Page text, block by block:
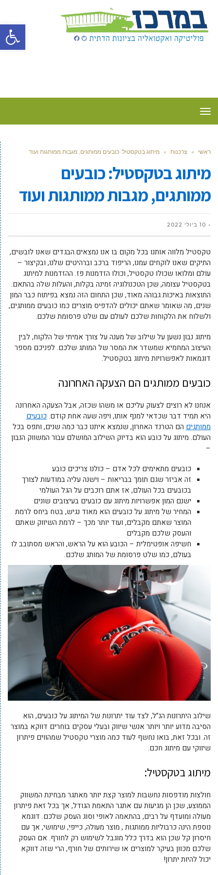
פתח
תפריט
ראשי » צרכנות » מיתוג בטקסטיל: כובעים ממותגים, מגבות ממותגות ועוד
מיתוג בטקסטיל: כובעים
ממותגים, מגבות ממותגות ועוד
10 ביולי 2022
טקסטיל מלווה אותנו בכל מקום בו אנו נמצאים.הבגדים שאנו לובשים,
התיקים שאנו לוקחים עמנו, הריפוד ברכב וברהיטים שלנו, ובקיצור –
עולם ומלואו שכולו טקסטיל, וכולו הזדמנות פז. ההזדמנות למיתוג
בטקסטיל עצומה, שכן הטכנולוגיה זמינה בקלות, והעלות שלה בהתאם.
התוצאות באיכות גבוהה מאוד, שכן התחום הזה נמצא בפיתוח כבר המון
שנים, מה שאומר שאתם יכולים להדפיס מוצרים כמו כובעים ממותגים,
ולשלוח את הלקוחות שלכם לעולם עם שלט פרסומת שלכם.
מיתוג נבון נשען על שילוב של מענה על צורך אמיתי של הלקוח, לבין
העיצוב המחמיא שמשדר את המסר של המותג שלכם. לפניכם מספר
דוגמאות לאפשרויות מיתוג בטקסטיל.
כובעים ממותגים הם הצעקה האחרונה
אנחנו לא רוצים לצעוק עליכם או משהו שכזה, אבל הצעקה האחרונה
היא תמיד דבר שכדאי למנף אותו, ויפה שעה אחת קודם.כובעים
ממותגים הם הטרנד האחרון, שנמצא איתנו כבר כמה שנים, ותפס בכל
העולם. מיתוג על כובע הוא בדיוק השילוב המושלם עבור המשווק הנבון
–
כובעים מתאימים לכל אדם – כולנו צריכים כובע
זה אביזר שגם תומך בבריאות – וישנה עליה במודעות לצורך
בכובעים בכל העולם, אז אתם רוכבים על הגל העולמי
ישנם המון אפשרויות מיתוג עם כובעים בעיצובים שונים
המחיר של מיתוג על כובעים הוא מאוד נגיש, בטח ביחס לרמת
המוצר שאתם מקבלים, ועוד יותר מכך – לרמת השיווק שאתם
והעסק שלכם מקבלים
חשיפה אופטימלית – הכובע הוא על הראש, והראש מסתובב לו
בעולם, כמו שלט פרסומת של המותג שלכם.
שילוב היתרונות הנ”ל, לצד עוד יתרונות של המיתוג על כובעים, הוא
הסיבה מדוע יותר ויותר אנשי שיווק ובעלי עסקים בוחרים דווקא במוצר
זה. ובכל זאת, בואו נחשף לעוד כמה מוצרי טקסטיל שמהווים פיתרון
שיווקי עם מיתוג חכם.
מיתוג בטקסטיל:
חולצות מודפסות נחשבות למוצר קצת יותר מאתגר מבחינת המשווק
הממוצע, שכן הן מגיעות עם אתגר התאמת הגודל, אך בכל זאת פיתרון
מעולה ומועדף על רבים, בהתאמה לאופי וסוג העסק שלכם. דוגמא
נוספת הינה כרבוליות ממותגות , מוצר מעולה, כייפי, שימושי, אך עם
חיסרון קל שכן הוא בדרך כלל מוגבל לשימוש רק לחורף. אם העסק
שלכם מכוון בעיקר למוצרים או שירותים של חורף, הרי שזה דווקא
יכול להיות יתרון!